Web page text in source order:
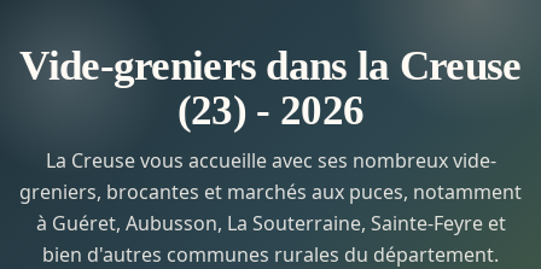
Vide-greniers dans la Creuse
(23) - 2026
La Creuse vous accueille avec ses nombreux vide-
greniers, brocantes et marchés aux puces, notamment
à Guéret, Aubusson, La Souterraine, Sainte-Feyre et
bien d'autres communes rurales du département.